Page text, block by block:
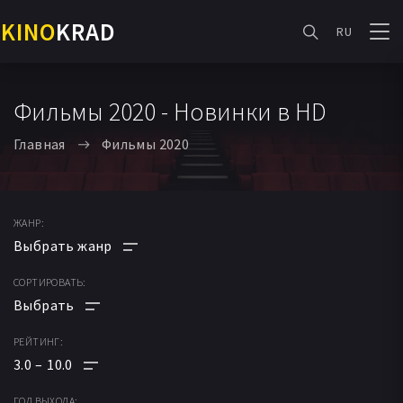
KINOKRAD RU
Фильмы 2020 - Новинки в HD
Главная Фильмы 2020
ЖАНР:
АНИМЕ
ФАНТАСТИКА
МЕЛОДРАМА
СОРТИРОВАТЬ:
ПО РЕЙТИНГУ
РЕЙТИНГ:
3.0 10.0